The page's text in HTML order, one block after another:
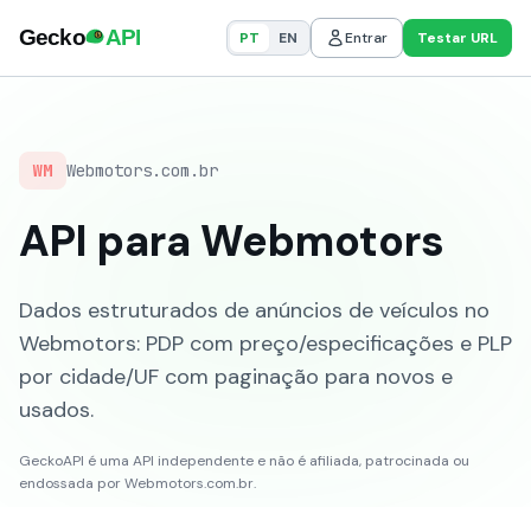
PT EN Entrar Testar URL
WM Webmotors.com.br
API para Webmotors
Dados estruturados de anúncios de veículos no
Webmotors: PDP com preço/especificações e PLP
por cidade/UF com paginação para novos e
usados.
GeckoAPI é uma API independente e não é afiliada, patrocinada ou
endossada por Webmotors.com.br.